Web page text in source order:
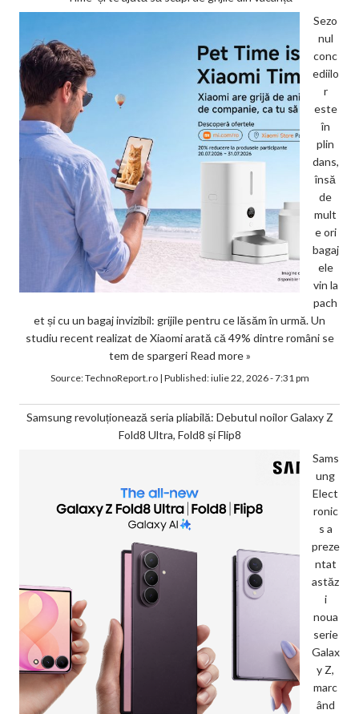
Sezo
nul
conc
ediilo
r
este
în
plin
dans,
însă
de
mult
e ori
bagaj
ele
vin la
pach
et și cu un bagaj invizibil: grijile pentru ce lăsăm în urmă. Un
studiu recent realizat de Xiaomi arată că 49% dintre români se
tem de spargeri Read more »
Source:TechnoReport.ro| Published:iulie 22, 2026 - 7:31 pm
Samsung revoluționează seria pliabilă: Debutul noilor Galaxy Z
Fold8 Ultra, Fold8 și Flip8
Sams
ung
Elect
ronic
s a
preze
ntat
astăz
i
noua
serie
Galax
y Z,
marc
ând